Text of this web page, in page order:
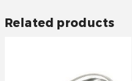
Related products